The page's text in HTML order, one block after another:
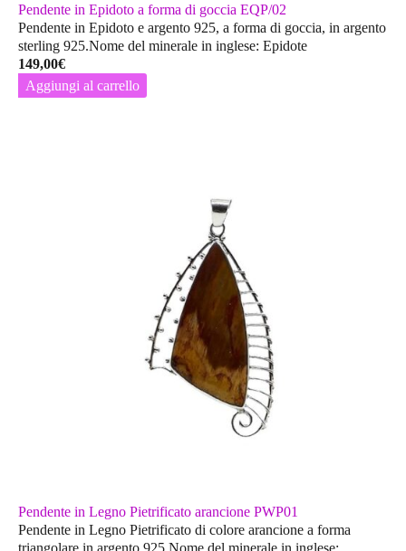
Pendente in Epidoto a forma di goccia EQP/02
Pendente in Epidoto e argento 925, a forma di goccia, in argento
sterling 925.Nome del minerale in inglese: Epidote
149,00€
Aggiungi al carrello
Pendente in Legno Pietrificato arancione PWP01
Pendente in Legno Pietrificato di colore arancione a forma
triangolare in argento 925.Nome del minerale in inglese: